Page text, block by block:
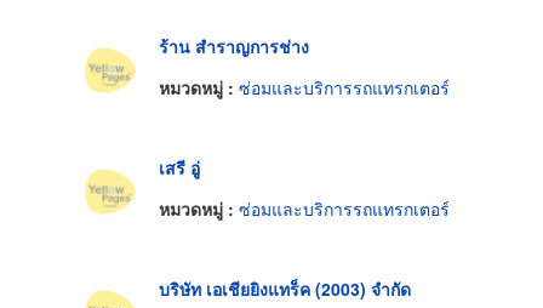
ร้าน สำราญการช่าง
หมวดหมู่ : ซ่อมและบริการรถแทรกเตอร์
เสรี อู่
หมวดหมู่ : ซ่อมและบริการรถแทรกเตอร์
บริษัท เอเชียยิงแทร็ค (2003) จำกัด